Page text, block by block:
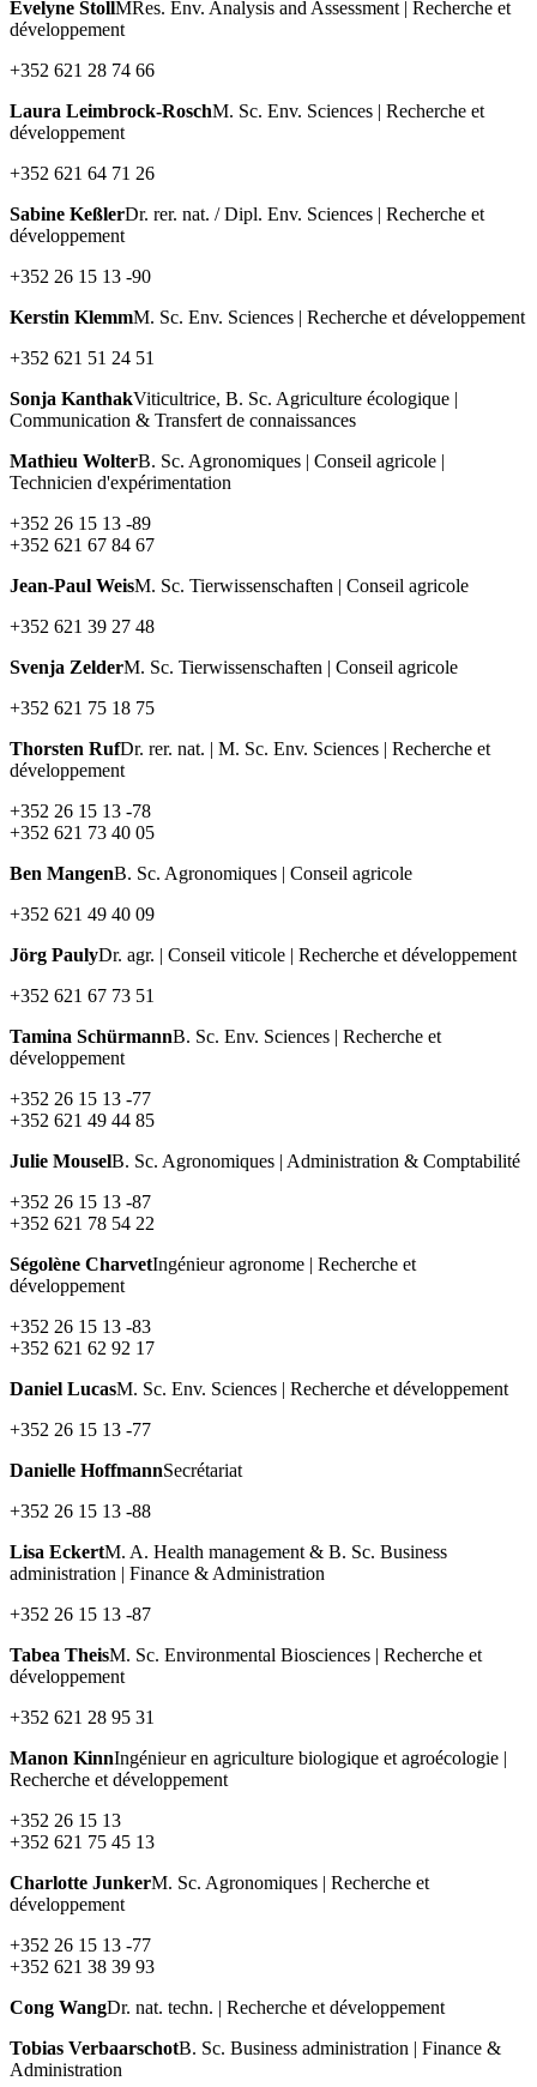
Evelyne StollMRes. Env. Analysis and Assessment | Recherche et
développement
+352 621 28 74 66
Laura Leimbrock-RoschM. Sc. Env. Sciences | Recherche et
développement
+352 621 64 71 26
Sabine KeßlerDr. rer. nat. / Dipl. Env. Sciences | Recherche et
développement
+352 26 15 13 -90
Kerstin KlemmM. Sc. Env. Sciences | Recherche et développement
+352 621 51 24 51
Sonja KanthakViticultrice, B. Sc. Agriculture écologique |
Communication & Transfert de connaissances
Mathieu WolterB. Sc. Agronomiques | Conseil agricole |
Technicien d'expérimentation
+352 26 15 13 -89
+352 621 67 84 67
Jean-Paul WeisM. Sc. Tierwissenschaften | Conseil agricole
+352 621 39 27 48
Svenja ZelderM. Sc. Tierwissenschaften | Conseil agricole
+352 621 75 18 75
Thorsten RufDr. rer. nat. | M. Sc. Env. Sciences | Recherche et
développement
+352 26 15 13 -78
+352 621 73 40 05
Ben MangenB. Sc. Agronomiques | Conseil agricole
+352 621 49 40 09
Jörg PaulyDr. agr. | Conseil viticole | Recherche et développement
+352 621 67 73 51
Tamina SchürmannB. Sc. Env. Sciences | Recherche et
développement
+352 26 15 13 -77
+352 621 49 44 85
Julie MouselB. Sc. Agronomiques | Administration & Comptabilité
+352 26 15 13 -87
+352 621 78 54 22
Ségolène CharvetIngénieur agronome | Recherche et
développement
+352 26 15 13 -83
+352 621 62 92 17
Daniel LucasM. Sc. Env. Sciences | Recherche et développement
+352 26 15 13 -77
Danielle HoffmannSecrétariat
+352 26 15 13 -88
Lisa EckertM. A. Health management & B. Sc. Business
administration | Finance & Administration
+352 26 15 13 -87
Tabea TheisM. Sc. Environmental Biosciences | Recherche et
développement
+352 621 28 95 31
Manon KinnIngénieur en agriculture biologique et agroécologie |
Recherche et développement
+352 26 15 13
+352 621 75 45 13
Charlotte JunkerM. Sc. Agronomiques | Recherche et
développement
+352 26 15 13 -77
+352 621 38 39 93
Cong WangDr. nat. techn. | Recherche et développement
Tobias VerbaarschotB. Sc. Business administration | Finance &
Administration